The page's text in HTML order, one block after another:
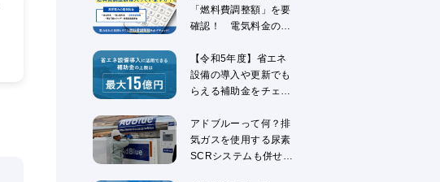
「燃料費調整額」を要
確認！ 電気料金の仕
【令和5年度】省エネ
設備の導入や更新でも
らえる補助金をチェッ
アドブルーって何？排
気ガスを使用する尿素
SCRシステムも併せて